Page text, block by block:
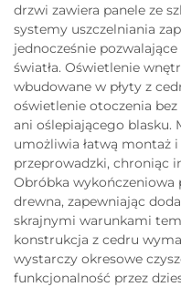
drzwi zawiera panele ze
systemy uszczelniania
jednocześnie
światła. Oświetlenie
wbudowane w płyty z
oświetlenie otoczenia
ani oślepiającego blasku.
umożliwia łatwą montaż
przeprowadzki, chroniąc
Obróbka wykończeniowa
drewna, zapewniając
skrajnymi warunkami
konstrukcja z cedru
wystarczy okresowe
funkcjonalność przez